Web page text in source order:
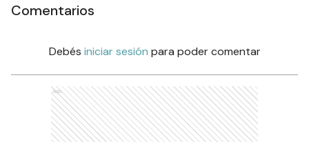
Comentarios
Debés iniciar sesión para poder comentar
Ads